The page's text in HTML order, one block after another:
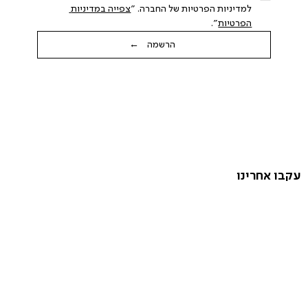
עקבו אחרינו
למדיניות הפרטיות של החברה. "
צפייה במדיניות
הפרטיות".
הרשמה ←